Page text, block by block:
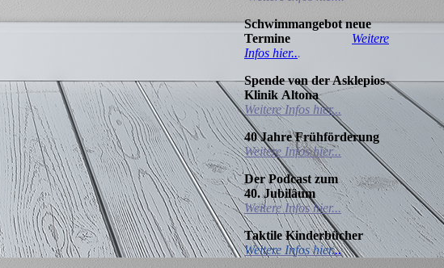
Schwimmangebot neue
Termine Weitere
Infos hier...
Spende von der Asklepios
Klinik Altona
Weitere Infos hier...
40 JahreFrühförderung
Weitere Infos hier...
Der Podcast zum
40.Jubiläum
Weitere Infos hier...
Taktile Kinderbücher
Weitere Infos hier...